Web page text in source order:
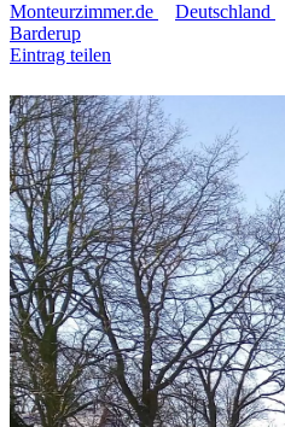
Monteurzimmer.de
Deutschland
Barderup
Eintrag teilen